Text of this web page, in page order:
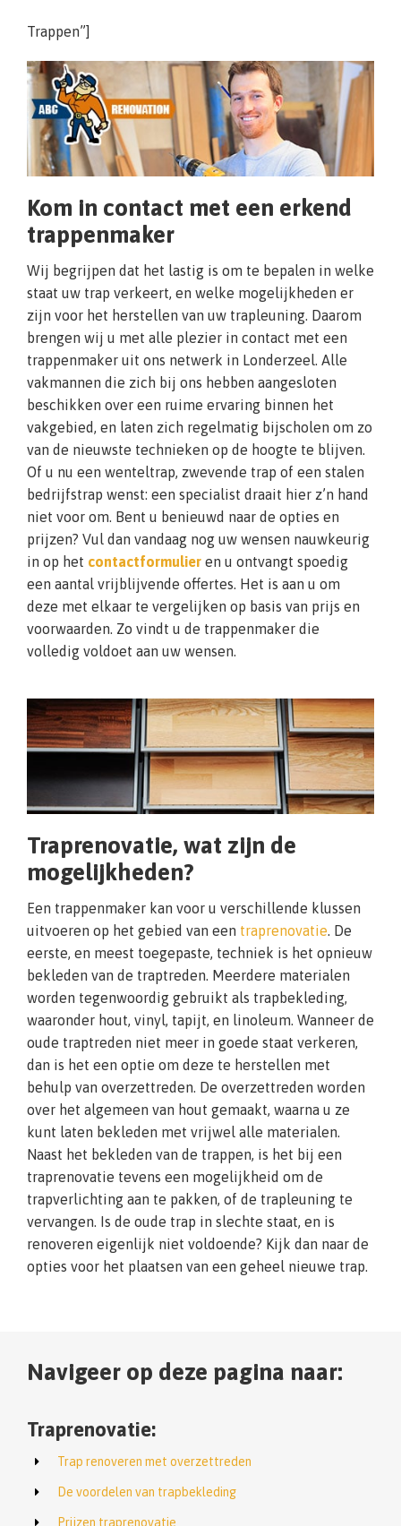
Trappen”]
Kom in contact met een erkend
trappenmaker
Wij begrijpen dat het lastig is om te bepalen in welke
staat uw trap verkeert, en welke mogelijkheden er
zijn voor het herstellen van uw trapleuning. Daarom
brengen wij u met alle plezier in contact met een
trappenmaker uit ons netwerk in Londerzeel. Alle
vakmannen die zich bij ons hebben aangesloten
beschikken over een ruime ervaring binnen het
vakgebied, en laten zich regelmatig bijscholen om zo
van de nieuwste technieken op de hoogte te blijven.
Of u nu een wenteltrap, zwevende trap of een stalen
bedrijfstrap wenst: een specialist draait hier z’n hand
niet voor om. Bent u benieuwd naar de opties en
prijzen? Vul dan vandaag nog uw wensen nauwkeurig
in op het contactformulier en u ontvangt spoedig
een aantal vrijblijvende offertes. Het is aan u om
deze met elkaar te vergelijken op basis van prijs en
voorwaarden. Zo vindt u de trappenmaker die
volledig voldoet aan uw wensen.
Traprenovatie, wat zijn de
mogelijkheden?
Een trappenmaker kan voor u verschillende klussen
uitvoeren op het gebied van een traprenovatie. De
eerste, en meest toegepaste, techniek is het opnieuw
bekleden van de traptreden. Meerdere materialen
worden tegenwoordig gebruikt als trapbekleding,
waaronder hout, vinyl, tapijt, en linoleum. Wanneer de
oude traptreden niet meer in goede staat verkeren,
dan is het een optie om deze te herstellen met
behulp van overzettreden. De overzettreden worden
over het algemeen van hout gemaakt, waarna u ze
kunt laten bekleden met vrijwel alle materialen.
Naast het bekleden van de trappen, is het bij een
traprenovatie tevens een mogelijkheid om de
trapverlichting aan te pakken, of de trapleuning te
vervangen. Is de oude trap in slechte staat, en is
renoveren eigenlijk niet voldoende? Kijk dan naar de
opties voor het plaatsen van een geheel nieuwe trap.
Navigeer op deze pagina naar:
Traprenovatie:
Trap renoveren met overzettreden
De voordelen van trapbekleding
Prijzen traprenovatie